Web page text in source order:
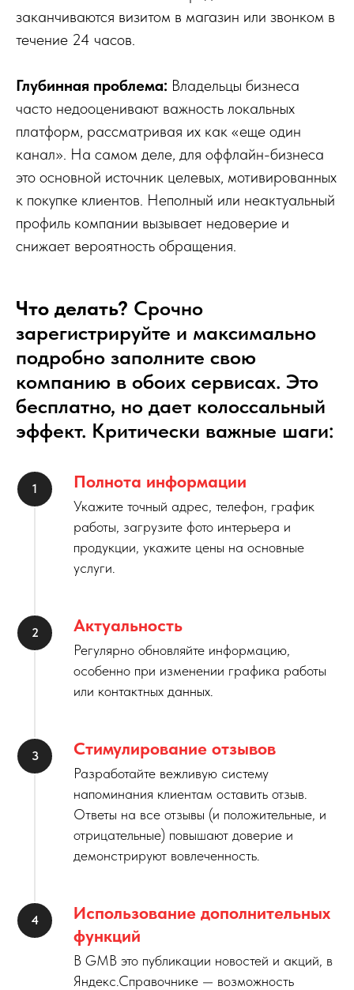
заканчиваются визитом в магазин или звонком в
течение 24 часов.
Глубинная проблема: Владельцы бизнеса
часто недооценивают важность локальных
платформ, рассматривая их как «еще один
канал». На самом деле, для оффлайн-бизнеса
это основной источник целевых, мотивированных
к покупке клиентов. Неполный или неактуальный
профиль компании вызывает недоверие и
снижает вероятность обращения.
Что делать? Срочно
зарегистрируйте и максимально
подробно заполните свою
компанию в обоих сервисах. Это
бесплатно, но дает колоссальный
эффект. Критически важные шаги:
Полнота информации
Укажите точный адрес, телефон, график
работы, загрузите фото интерьера и
продукции, укажите цены на основные
услуги.
Актуальность
Регулярно обновляйте информацию,
особенно при изменении графика работы
или контактных данных.
Стимулирование отзывов
Разработайте вежливую систему
напоминания клиентам оставить отзыв.
Ответы на все отзывы (и положительные, и
отрицательные) повышают доверие и
демонстрируют вовлеченность.
Использование дополнительных
функций
В GMB это публикации новостей и акций, в
Яндекс.Справочнике — возможность